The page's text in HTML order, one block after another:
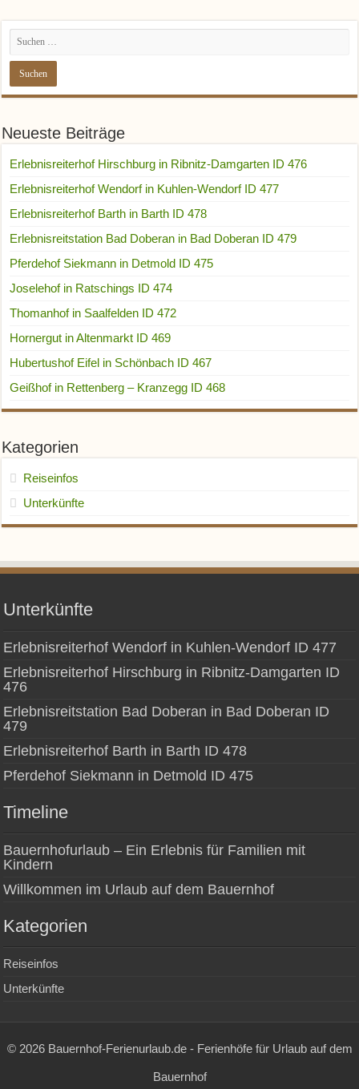
Neueste Beiträge
Erlebnisreiterhof Hirschburg in Ribnitz-Damgarten ID 476
Erlebnisreiterhof Wendorf in Kuhlen-Wendorf ID 477
Erlebnisreiterhof Barth in Barth ID 478
Erlebnisreitstation Bad Doberan in Bad Doberan ID 479
Pferdehof Siekmann in Detmold ID 475
Joselehof in Ratschings ID 474
Thomanhof in Saalfelden ID 472
Hornergut in Altenmarkt ID 469
Hubertushof Eifel in Schönbach ID 467
Geißhof in Rettenberg – Kranzegg ID 468
Kategorien
Reiseinfos
Unterkünfte
Unterkünfte
Erlebnisreiterhof Wendorf in Kuhlen-Wendorf ID 477
Erlebnisreiterhof Hirschburg in Ribnitz-Damgarten ID
476
Erlebnisreitstation Bad Doberan in Bad Doberan ID
479
Erlebnisreiterhof Barth in Barth ID 478
Pferdehof Siekmann in Detmold ID 475
Timeline
Bauernhofurlaub – Ein Erlebnis für Familien mit
Kindern
Willkommen im Urlaub auf dem Bauernhof
Kategorien
Reiseinfos
Unterkünfte
© 2026 Bauernhof-Ferienurlaub.de - Ferienhöfe für Urlaub auf dem
Bauernhof